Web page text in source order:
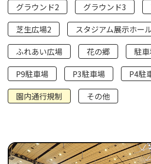
グラウンド2
グラウンド3
芝生広場2
スタジアム展示ホー
ふれあい広場
花の郷
駐
P9駐車場
P3駐車場
P4駐
園内通行規制
その他